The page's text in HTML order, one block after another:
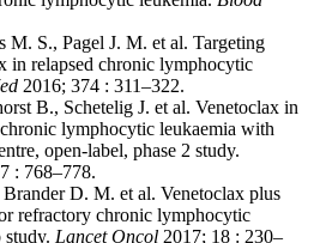
M. S., Pagel J. M. et al. Targeting
in relapsed chronic lymphocytic
2016; 374 : 311–322.
B., Schetelig J. et al. Venetoclax in
lymphocytic leukaemia with
open-label, phase 2 study.
: 768–778.
D. M. et al. Venetoclax plus
refractory chronic lymphocytic
study. Lancet Oncol 2017; 18 : 230–